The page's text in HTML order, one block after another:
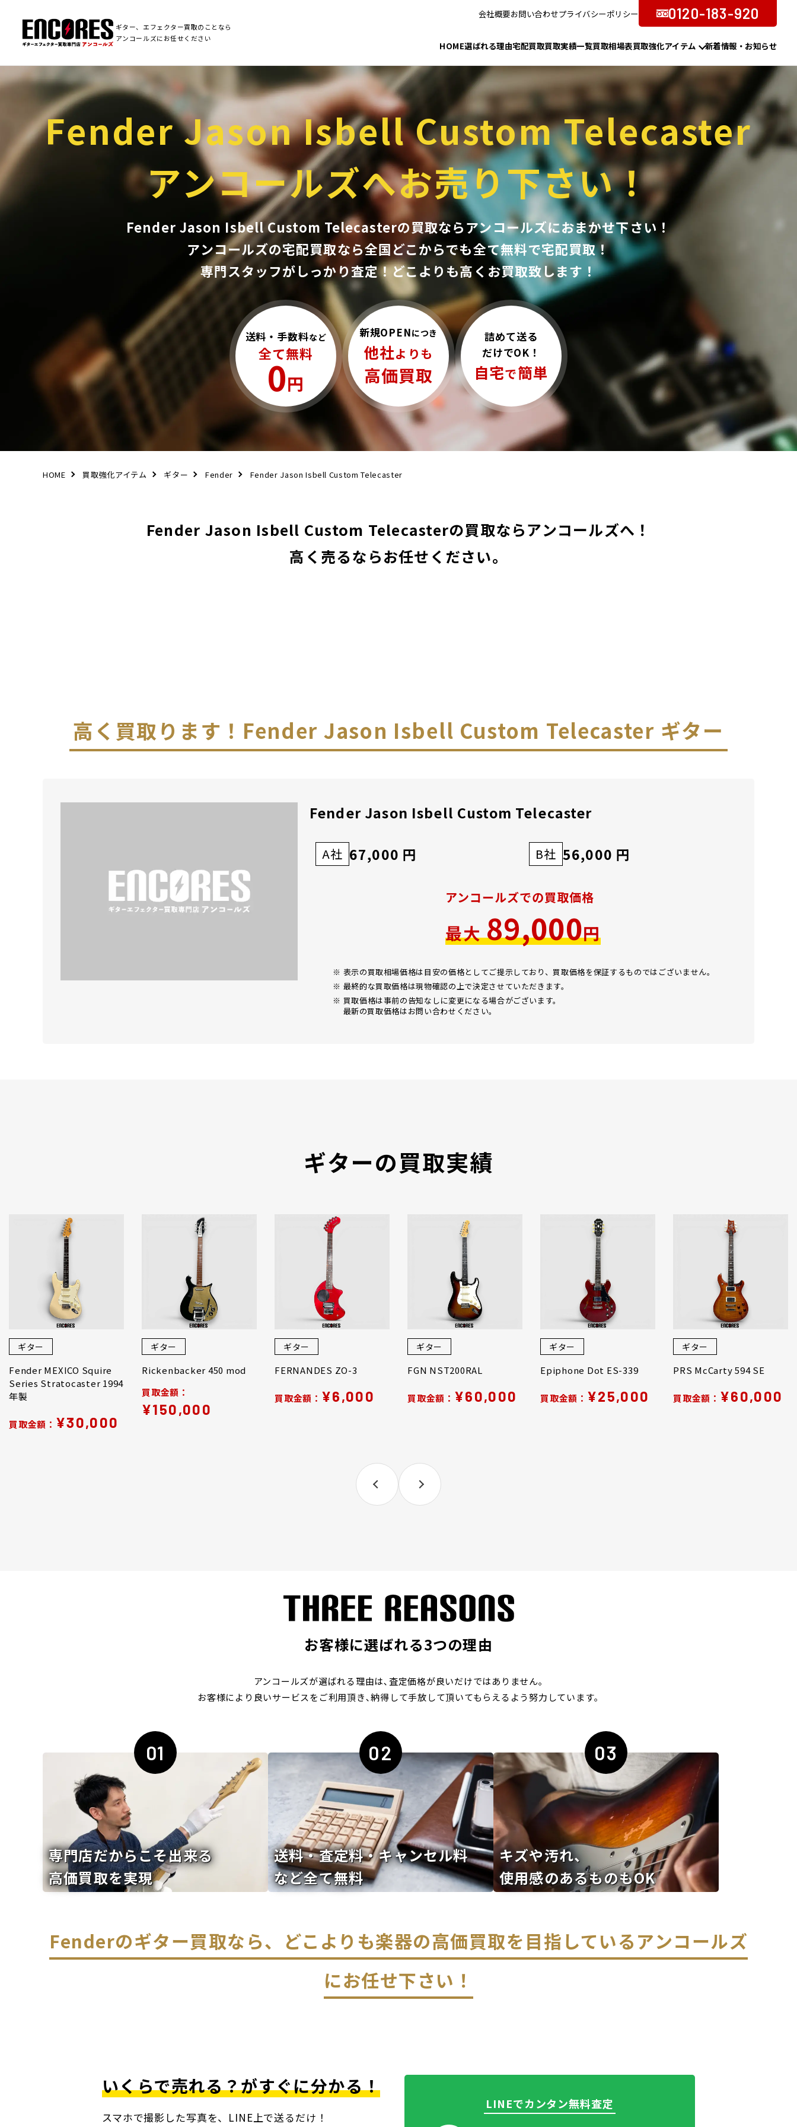
ギター、エフェクター買取のことなら
アンコールズにお任せください
会社概要お問い合わせプライバシーポリシー 0120-183-920
HOME選ばれる理由宅配買取買取実績一覧買取相場表買取強化アイテム 新着情報・お知らせ
Fender Jason Isbell Custom Telecaster
アンコールズへお売り下さい！
Fender Jason Isbell Custom Telecasterの買取ならアンコールズにおまかせ下さい！
アンコールズの宅配買取なら全国どこからでも全て無料で宅配買取！
専門スタッフがしっかり査定！どこよりも高くお買取致します！
送料・手数料など
全て無料
0円
新規OPENにつき
他社よりも
高価買取
詰めて送る
だけでOK！
自宅で簡単
HOME 買取強化アイテム ギター Fender Fender Jason Isbell Custom Telecaster
Fender Jason Isbell Custom Telecasterの買取ならアンコールズへ！
高く売るならお任せください。
高く買取ります！ Fender Jason Isbell Custom Telecaster ギター
Fender Jason Isbell Custom Telecaster
A社 67,000 円 B社 56,000 円
アンコールズでの買取価格
最大 89,000円
※ 表示の買取相場価格は目安の価格としてご提示しており、買取価格を保証するものではございません。
※ 最終的な買取価格は現物確認の上で決定させていただきます。
※ 買取価格は事前の告知なしに変更になる場合がございます。
最新の買取価格はお問い合わせください。
ギターの買取実績
ギター
Fender MEXICO Squire
Series Stratocaster 1994
年製
買取金額： ¥30,000
ギター
Rickenbacker 450 mod
買取金額：
¥150,000
ギター
FERNANDES ZO-3
買取金額： ¥6,000
ギター
FGN NST200RAL
買取金額： ¥60,000
ギター
Epiphone Dot ES-339
買取金額： ¥25,000
ギター
PRS McCarty 594 SE
買取金額： ¥60,000
お客様に選ばれる3つの理由
アンコールズが選ばれる理由は､査定価格が良いだけではありません｡
お客様により良いサービスをご利用頂き､納得して手放して頂いてもらえるよう努力しています｡
01
専門店だからこそ出来る
高価買取を実現
02
送料・査定料・キャンセル料
など全て無料
03
キズや汚れ、
使用感のあるものもOK
Fenderのギター買取なら、どこよりも楽器の高価買取を目指しているアンコールズ
にお任せ下さい！
いくらで売れる？がすぐに分かる！
スマホで撮影した写真を、LINE上で送るだけ！
LINEでカンタン無料査定